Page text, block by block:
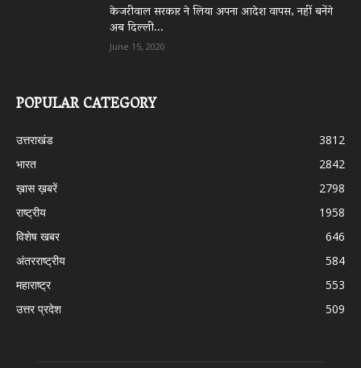
केजरीवाल सरकार ने लिया अपना आदेश वापस, नहीं बनेंगे
अब दिल्ली...
June 15, 2020
POPULAR CATEGORY
उत्तराखंड
3812
भारत
2842
ख़ास ख़बरें
2798
राष्ट्रीय
1958
विशेष खबर
646
अंतरराष्ट्रीय
584
महाराष्ट्र
553
उत्तर प्रदेश
509